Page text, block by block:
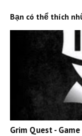
Bạn có thể thích
Grim Quest -